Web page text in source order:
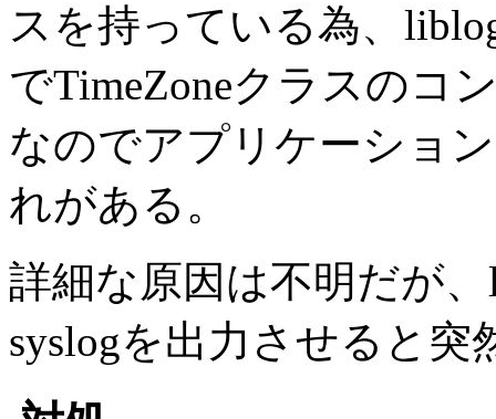
スを持っている為、
でTimeZoneクラスのコ
なのでアプリケーショ
れがある。
詳細な原因は不明だが、
syslogを出力させると突